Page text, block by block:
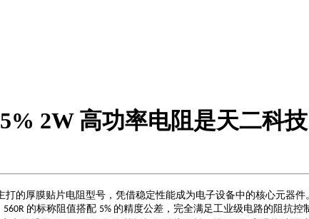
2W 高功率电阻是天二科技
打的厚膜贴片电阻型号，凭借稳定性能成为电子设备中的核心元器
560R 的标称阻值搭配 5% 的精度公差，完全满足工业级电路的阻抗控